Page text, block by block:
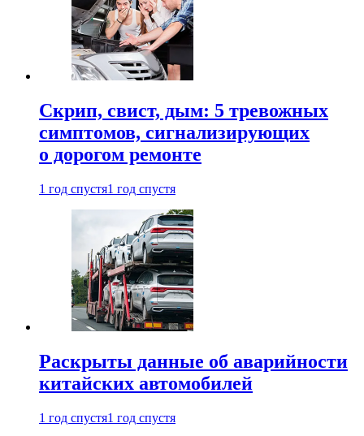
Скрип, свист, дым: 5 тревожных
симптомов, сигнализирующих
о дорогом ремонте
1 год спустя1 год спустя
Раскрыты данные об аварийности
китайских автомобилей
1 год спустя1 год спустя